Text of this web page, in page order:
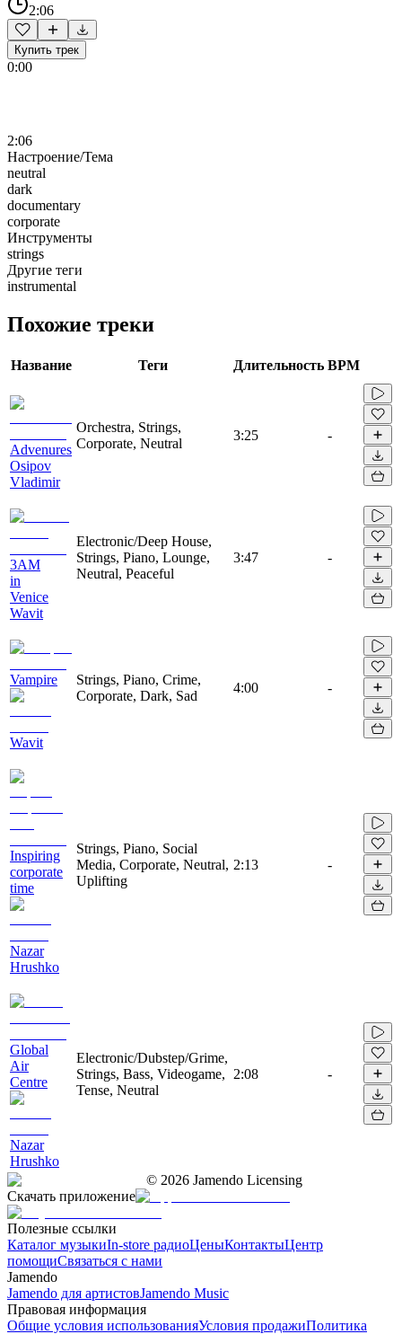
2:06
Купить трек
0:00
2:06
Настроение/Тема
neutral
dark
documentary
corporate
Инструменты
strings
Другие теги
instrumental
Похожие треки
Название Теги Длительность BPM
Advenures
Osipov
Vladimir
Orchestra, Strings,
Corporate, Neutral
3:25 -
3AM
in
Venice
Wavit
Electronic/Deep House,
Strings, Piano, Lounge,
Neutral, Peaceful
3:47 -
Vampire
Wavit
Strings, Piano, Crime,
Corporate, Dark, Sad
4:00 -
Inspiring
corporate
time
Nazar
Hrushko
Strings, Piano, Social
Media, Corporate, Neutral,
Uplifting
2:13 -
Global
Air
Centre
Nazar
Hrushko
Electronic/Dubstep/Grime,
Strings, Bass, Videogame,
Tense, Neutral
2:08 -
© 2026 Jamendo Licensing
Скачать приложение
Полезные ссылки
Каталог музыкиIn-store радиоЦеныКонтактыЦентр
помощиСвязаться с нами
Jamendo
Jamendo для артистовJamendo Music
Правовая информация
Общие условия использованияУсловия продажиПолитика